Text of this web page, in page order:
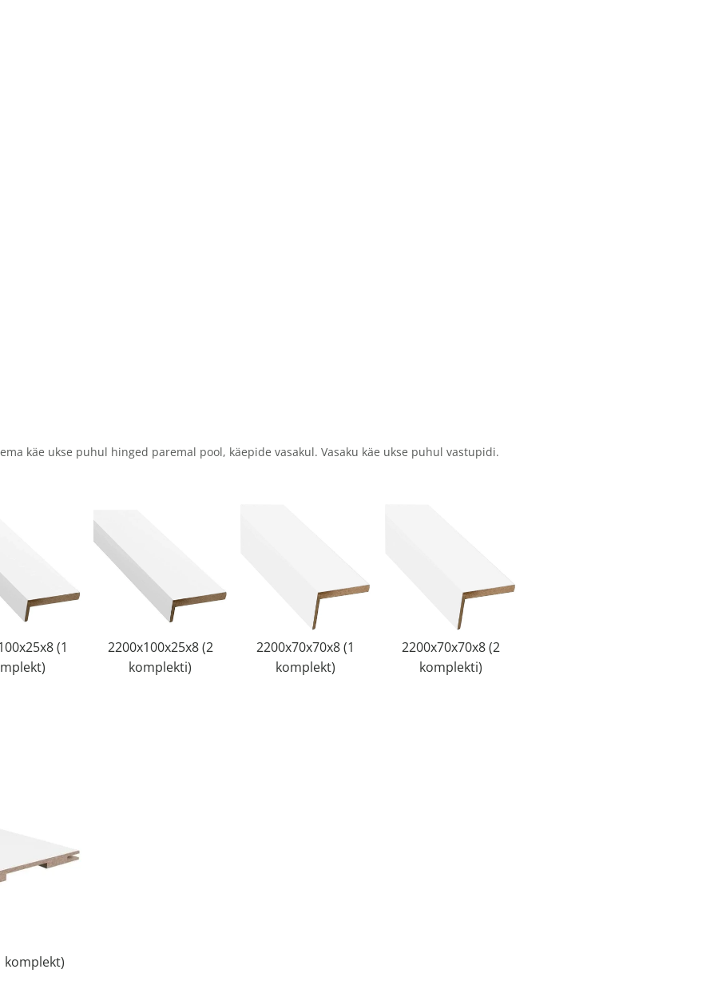
käe ukse puhul hinged paremal pool, käepide vasakul. Vasaku käe ukse puhul vastupidi.
(1
2200x100x25x8 (2
komplekti)
2200x70x70x8 (1
komplekt)
2200x70x70x8 (2
komplekti)
komplekt)